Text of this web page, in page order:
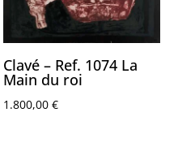
Clavé – Ref. 1074 La
Main du roi
1.800,00€